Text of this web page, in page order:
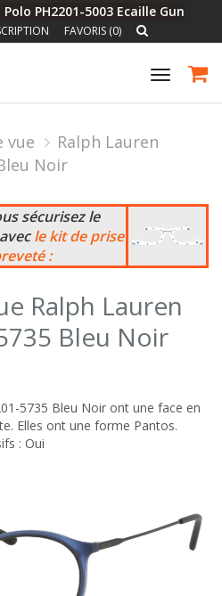
PH2201-5003 Ecaille Gun
FAVORIS (0)
Toggle
vue
Ralph Lauren
Noir
sécurisez le
le kit de prise
:
Ralph Lauren
Bleu Noir
5735 Bleu Noir ont une face en
Elles ont une forme Pantos.
: Oui